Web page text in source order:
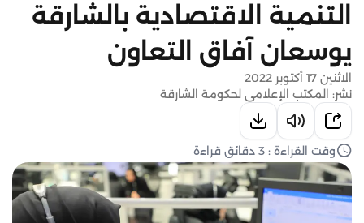
التنمية الاقتصادية بالشارقة
يوسعان آفاق التعاون
الاثنين 17 أكتوبر 2022
نشر: المكتب الإعلامي لحكومة الشارقة
وقت القراءة : 3 دقائق قراءة